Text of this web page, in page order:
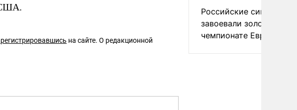
США.
на сайте. О редакционной
Российские
завоевали золото на
чемпионате Европы